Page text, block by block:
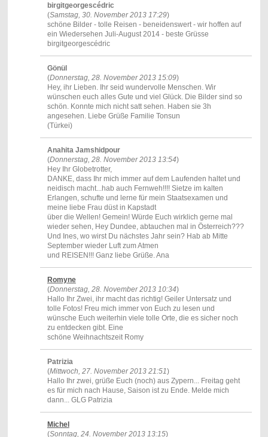
birgitgeorgescédric
(Samstag, 30. November 2013 17:29)
schöne Bilder - tolle Reisen - beneidenswert - wir hoffen auf
ein Wiedersehen Juli-August 2014 - beste Grüsse
birgitgeorgescédric
Gönül
(Donnerstag, 28. November 2013 15:09)
Hey, ihr Lieben. Ihr seid wundervolle Menschen. Wir
wünschen euch alles Gute und viel Glück. Die Bilder sind so
schön. Konnte mich nicht satt sehen. Haben sie 3h
angesehen. Liebe Grüße Familie Tonsun
(Türkei)
Anahita Jamshidpour
(Donnerstag, 28. November 2013 13:54)
Hey Ihr Globetrotter,
DANKE, dass Ihr mich immer auf dem Laufenden haltet und
neidisch macht...hab auch Fernweh!!!! Sietze im kalten
Erlangen, schufte und lerne für mein Staatsexamen und
meine liebe Frau düst in Kapstadt
über die Wellen! Gemein! Würde Euch wirklich gerne mal
wieder sehen, Hey Dundee, abtauchen mal in Österreich???
Und Ines, wo wirst Du nächstes Jahr sein? Hab ab Mitte
September wieder Luft zum Atmen
und REISEN!!! Ganz liebe Grüße. Ana
Romyne
(Donnerstag, 28. November 2013 10:34)
Hallo Ihr Zwei, ihr macht das richtig! Geiler Untersatz und
tolle Fotos! Freu mich immer von Euch zu lesen und
wünsche Euch weiterhin viele tolle Orte, die es sicher noch
zu entdecken gibt. Eine
schöne Weihnachtszeit Romy
Patrizia
(Mittwoch, 27. November 2013 21:51)
Hallo Ihr zwei, grüße Euch (noch) aus Zypern... Freitag geht
es für mich nach Hause, Saison ist zu Ende. Melde mich
dann... GLG Patrizia
Michel
(Sonntag, 24. November 2013 13:15)